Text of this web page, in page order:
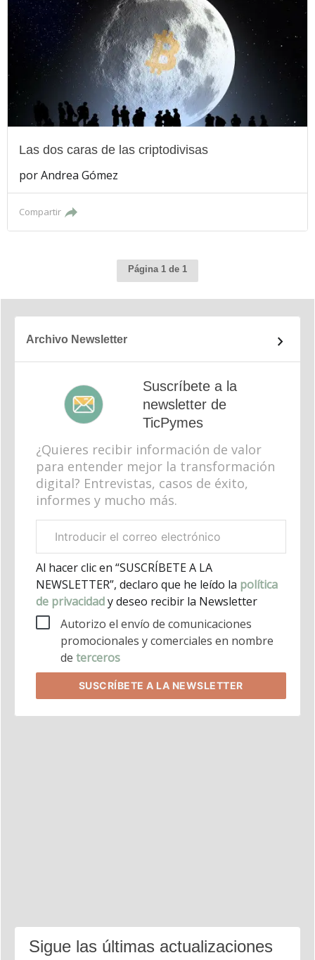
Las dos caras de las criptodivisas
porAndrea Gómez
Compartir
Página 1 de 1
Archivo Newsletter
Suscríbete a la
newsletter de
TicPymes
¿Quieres recibir información de valor
para entender mejor la transformación
digital? Entrevistas, casos de éxito,
informes y mucho más.
electrónico
corporativo
Al hacer clic en “SUSCRÍBETE A LA
NEWSLETTER”, declaro que he leído la política
de privacidady deseo recibir la Newsletter
Autorizo el envío de comunicaciones
promocionales y comerciales en nombre
de terceros
SUSCRÍBETE A LA NEWSLETTER
Sigue las últimas actualizaciones